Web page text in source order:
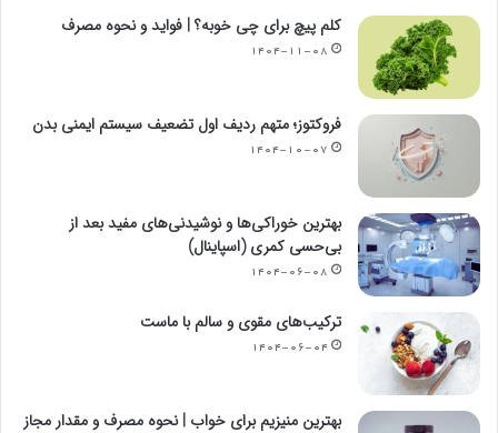
کلم پیچ برای چی خوبه؟ | فواید و نحوه مصرف
۱۴۰۴-۱۱-۰۸
فروکتوز؛ متهم ردیف اول تضعیف سیستم ایمنی بدن
۱۴۰۴-۱۰-۰۷
بهترین خوراکی‌ها و نوشیدنی‌های مفید بعد از
بی‌حسی کمری (اسپاینال)
۱۴۰۴-۰۶-۰۸
ترکیب‌های مقوی و سالم با ماست
۱۴۰۴-۰۶-۰۴
بهترین منیزیم برای خواب | نحوه مصرف و مقدار مجاز